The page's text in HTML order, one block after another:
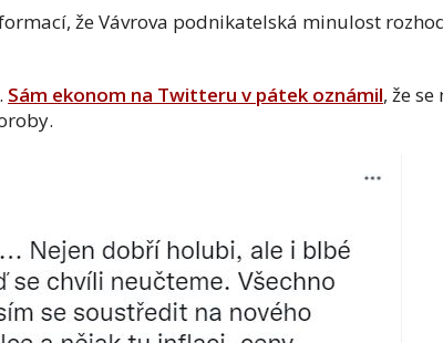
že Vávrova podnikatelská minulost
Sám ekonom na Twitteru v pátek oznámil, že